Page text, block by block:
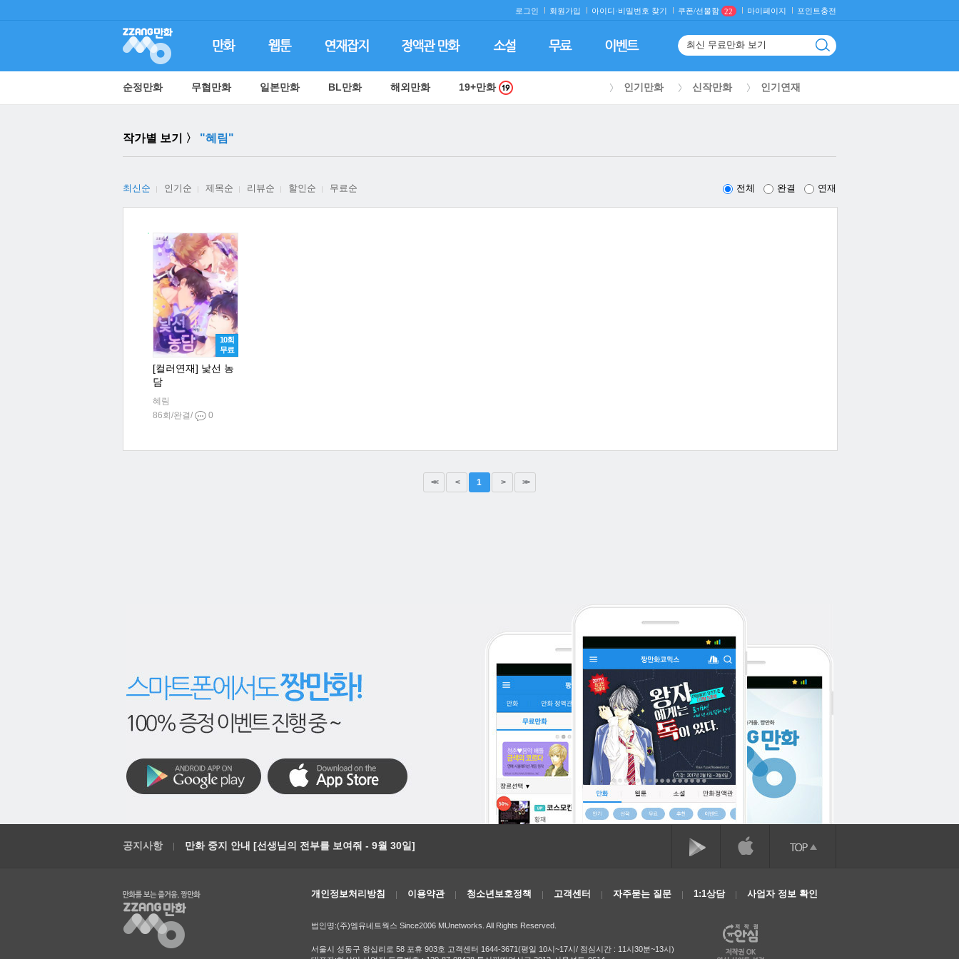
로그인 회원가입 아이디·비밀번호 찾기 쿠폰/선물함 22 마이페이지 포인트충전
순정만화 무협만화 일본만화 BL만화 해외만화 19+만화 인기만화 신작만화 인기연재
작가별 보기 〉 "혜림"
최신순 인기순 제목순 리뷰순 할인순 무료순 전체 완결 연재
10회
무료
[컬러연재] 낯선 농
담
혜림
86회/완결/
0
<< < 1 > >>
공지사항 만화 중지 안내 [선생님의 전부를 보여줘 - 9월 30일]
개인정보처리방침 이용약관 청소년보호정책 고객센터 자주묻는 질문 1:1상담 사업자 정보 확인
법인명:(주)엠유네트웍스 Since2006 MUnetworks. All Rights Reserved.
서울시 성동구 왕십리로 58 포휴 903호 고객센터 1644-3671(평일 10시~17시/ 점심시간 : 11시30분~13시)